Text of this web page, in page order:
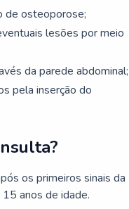
de osteoporose;
lesões por meio
da parede abdominal;
pela inserção do
os primeiros sinais da
anos de idade.